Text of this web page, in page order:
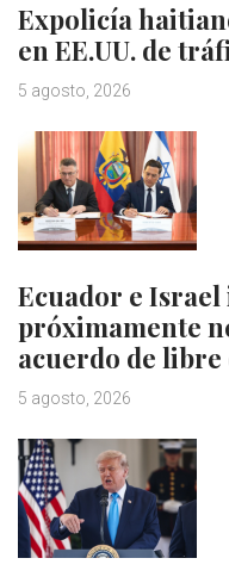
Expolicía
en EE.UU. de
5 agosto, 2026
Ecuador e
próximamente
acuerdo de
5 agosto, 2026